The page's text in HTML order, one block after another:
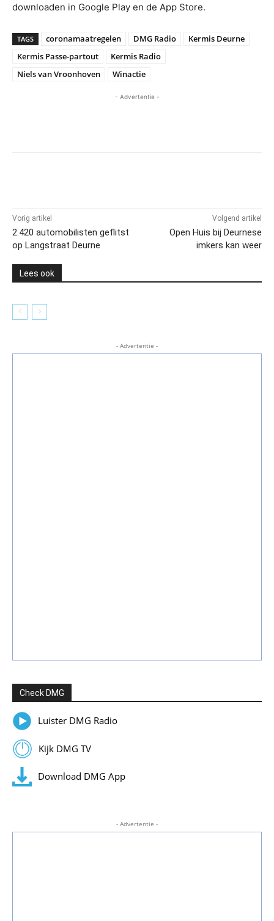
downloaden in Google Play en de App Store.
TAGS coronamaatregelen DMG Radio
Kermis Deurne
Kermis Passe-partout
Kermis Radio
Niels van Vroonhoven
Winactie
- Advertentie -
Vorig artikel
2.420 automobilisten geflitst
op Langstraat Deurne
Volgend artikel
Open Huis bij Deurnese
imkers kan weer
Lees ook
- Advertentie -
Check DMG
Luister DMG Radio
Kijk DMG TV
Download DMG App
- Advertentie -